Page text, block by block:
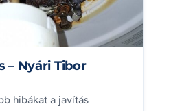
– Nyári Tibor
hibákat a javítás